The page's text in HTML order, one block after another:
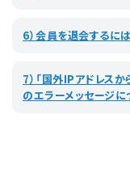
6）会員を退会するに
7）「国外IPアドレス
のエラーメッセージに